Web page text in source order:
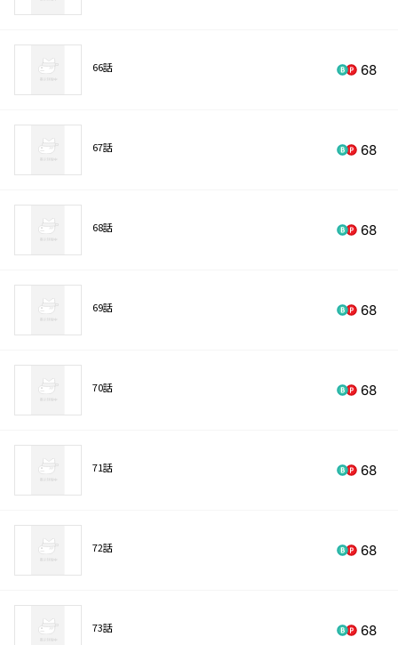
66話 68
67話 68
68話 68
69話 68
70話 68
71話 68
72話 68
73話 68